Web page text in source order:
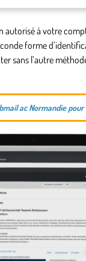
autorisé à votre
forme
sans l’autre
ac Normandie